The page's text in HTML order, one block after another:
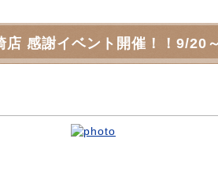
感謝イベント開催！！9/20